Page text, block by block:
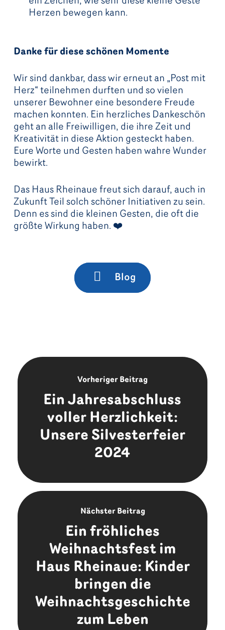
Herzen bewegen kann.
Danke für diese schönen Momente
Wir sind dankbar, dass wir erneut an „Post mit
Herz“ teilnehmen durften und so vielen
unserer Bewohner eine besondere Freude
machen konnten. Ein herzliches Dankeschön
geht an alle Freiwilligen, die ihre Zeit und
Kreativität in diese Aktion gesteckt haben.
Eure Worte und Gesten haben wahre Wunder
bewirkt.
Das Haus Rheinaue freut sich darauf, auch in
Zukunft Teil solch schöner Initiativen zu sein.
Denn es sind die kleinen Gesten, die oft die
größte Wirkung haben. ❤️
Blog
Vorheriger Beitrag
Ein Jahresabschluss
voller Herzlichkeit:
Unsere Silvesterfeier
2024
Nächster Beitrag
Ein fröhliches
Weihnachtsfest im
Haus Rheinaue: Kinder
bringen die
Weihnachtsgeschichte
zum Leben